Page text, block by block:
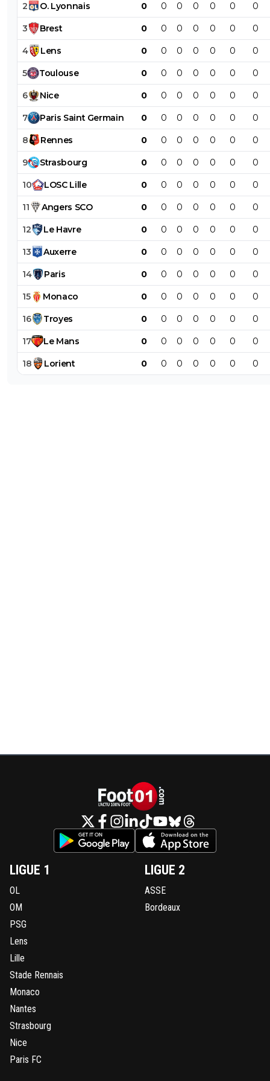
2 O. Lyonnais 0 0 0 0 0 0 0
3 Brest 0 0 0 0 0 0 0
4 Lens 0 0 0 0 0 0 0
5 Toulouse 0 0 0 0 0 0 0
6 Nice 0 0 0 0 0 0 0
7 Paris Saint Germain 0 0 0 0 0 0 0
8 Rennes 0 0 0 0 0 0 0
9 Strasbourg 0 0 0 0 0 0 0
10 LOSC Lille 0 0 0 0 0 0 0
11 Angers SCO 0 0 0 0 0 0 0
12 Le Havre 0 0 0 0 0 0 0
13 Auxerre 0 0 0 0 0 0 0
14 Paris 0 0 0 0 0 0 0
15 Monaco 0 0 0 0 0 0 0
16 Troyes 0 0 0 0 0 0 0
17 Le Mans 0 0 0 0 0 0 0
18 Lorient 0 0 0 0 0 0 0
LIGUE 1
OL
OM
PSG
Lens
Lille
Stade Rennais
Monaco
Nantes
Strasbourg
Nice
Paris FC
LIGUE 2
ASSE
Bordeaux